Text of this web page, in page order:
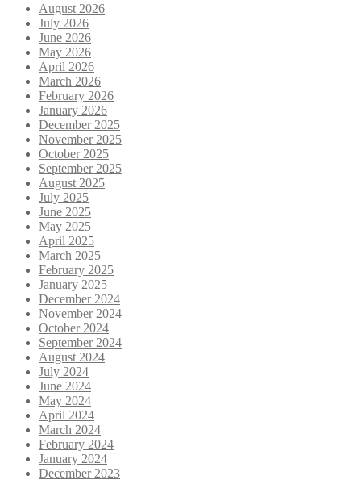
August 2026
July 2026
June 2026
May 2026
April 2026
March 2026
February 2026
January 2026
December 2025
November 2025
October 2025
September 2025
August 2025
July 2025
June 2025
May 2025
April 2025
March 2025
February 2025
January 2025
December 2024
November 2024
October 2024
September 2024
August 2024
July 2024
June 2024
May 2024
April 2024
March 2024
February 2024
January 2024
December 2023